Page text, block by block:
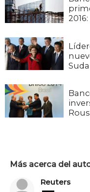
2016:
Más acerca del
Reuters